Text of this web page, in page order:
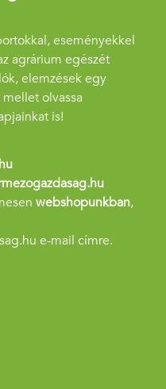
eseményekkel
agrárium egészét
elemzések egy
olvassa
is!
webshopunkban,
e-mail címre.